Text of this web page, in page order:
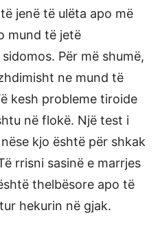
jenë të ulëta apo më
mund të jetë
Për më shumë,
ne mund të
kesh probleme tiroide
në flokë. Një test i
kjo është për shkak
rrisni sasinë e marrjes
thelbësore apo të
hekurin në gjak.